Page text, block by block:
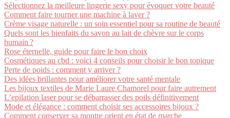
Sélectionnez la meilleure lingerie sexy pour évoquer votre beauté
Comment faire tourner une machine à laver ?
Crème visage naturelle : un soin essentiel pour sa routine de beauté
Quels sont les bienfaits du savon au lait de chèvre sur le corps
humain ?
Rose éternelle, guide pour faire le bon choix
Cosmétiques au cbd : voici 4 conseils pour choisir le bon topique
Perte de poids : comment y arriver ?
Des idées brillantes pour améliorer votre santé mentale
Les bijoux textiles de Marie Laure Chamorel pour faire autrement
L’epilation laser pour se débarrasser des poils définitivement
Mode et élégance : comment choisir ses accessoires bijoux ?
Comment conserver sa montre orient en état de marche